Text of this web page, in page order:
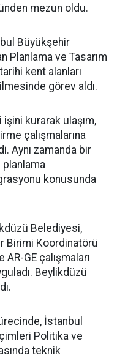
mezun oldu.
Büyükşehir
Planlama ve Tasarım
kent alanları
görev aldı.
işini kurarak ulaşım,
çalışmalarına
Aynı zamanda bir
konusunda
Belediyesi,
Birimi Koordinatörü
AR-GE çalışmaları
Beylikdüzü
İstanbul
Politika ve
teknik